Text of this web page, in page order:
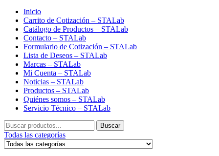
Inicio
Carrito de Cotización – STALab
Catálogo de Productos – STALab
Contacto – STALab
Formulario de Cotización – STALab
Lista de Deseos – STALab
Marcas – STALab
Mi Cuenta – STALab
Noticias – STALab
Productos – STALab
Quiénes somos – STALab
Servicio Técnico – STALab
Buscar
por:
Buscar
Todas las categorías